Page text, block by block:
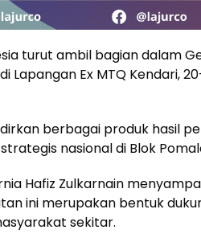
turut ambil bagian dalam
Lapangan Ex MTQ Kendari,
berbagai produk hasil
nasional di Blok
Hafiz Zulkarnain
ini merupakan bentuk
sekitar.